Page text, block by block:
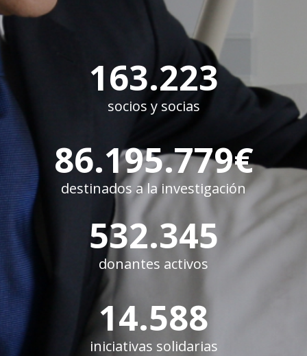
163.223
socios y socias
86.195.779€
destinados a la investigación
532.345
donantes activos
14.588
iniciativas solidarias